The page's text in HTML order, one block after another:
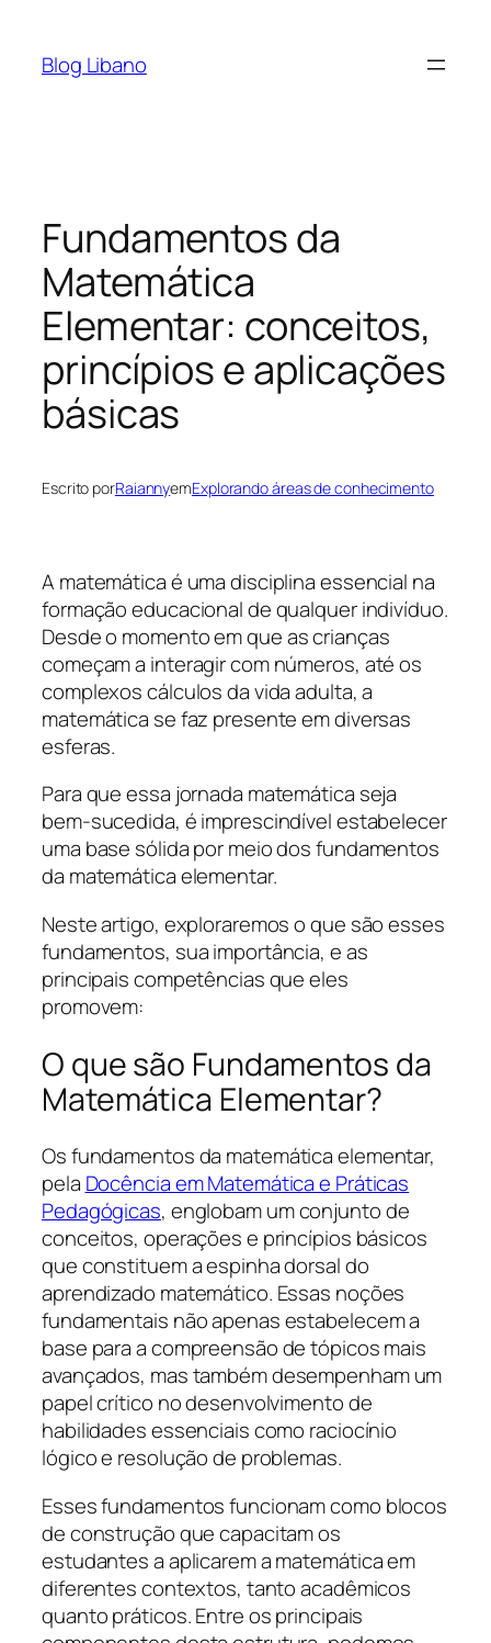
Blog Libano
Fundamentos da
Matemática
Elementar: conceitos,
princípios e aplicações
básicas
Escrito porRaiannyemExplorando áreas de conhecimento
A matemática é uma disciplina essencial na
formação educacional de qualquer indivíduo.
Desde o momento em que as crianças
começam a interagir com números, até os
complexos cálculos da vida adulta, a
matemática se faz presente em diversas
esferas.
Para que essa jornada matemática seja
bem-sucedida, é imprescindível estabelecer
uma base sólida por meio dos fundamentos
da matemática elementar.
Neste artigo, exploraremos o que são esses
fundamentos, sua importância, e as
principais competências que eles
promovem:
O que são Fundamentos da
Matemática Elementar?
Os fundamentos da matemática elementar,
pela Docência em Matemática e Práticas
Pedagógicas, englobam um conjunto de
conceitos, operações e princípios básicos
que constituem a espinha dorsal do
aprendizado matemático. Essas noções
fundamentais não apenas estabelecem a
base para a compreensão de tópicos mais
avançados, mas também desempenham um
papel crítico no desenvolvimento de
habilidades essenciais como raciocínio
lógico e resolução de problemas.
Esses fundamentos funcionam como blocos
de construção que capacitam os
estudantes a aplicarem a matemática em
diferentes contextos, tanto acadêmicos
quanto práticos. Entre os principais